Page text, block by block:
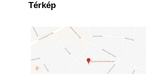
Térkép